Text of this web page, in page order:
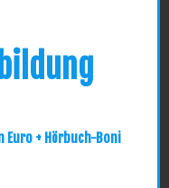
Euro + Hörbuch-Boni